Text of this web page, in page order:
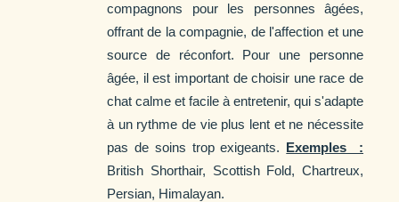
compagnons pour les personnes âgées,
offrant de la compagnie, de l'affection et une
source de réconfort. Pour une personne
âgée, il est important de choisir une race de
chat calme et facile à entretenir, qui s'adapte
à un rythme de vie plus lent et ne nécessite
pas de soins trop exigeants. Exemples :
British Shorthair, Scottish Fold, Chartreux,
Persian, Himalayan.